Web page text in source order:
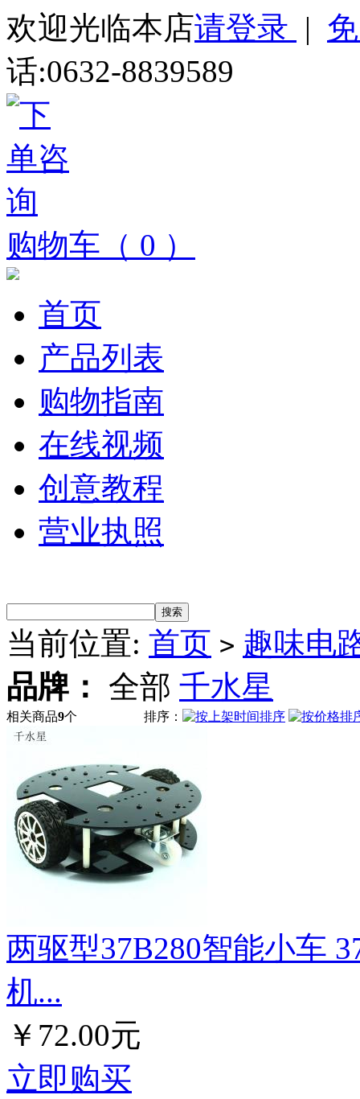
欢迎光临本店请登录 |
话:0632-8839589
购物车（ 0 ）
首页
产品列表
购物指南
在线视频
创意教程
营业执照
当前位置: 首页 > 趣味电
品牌：
全部 千水星
相关商品9个 排序：
两驱型37B280智能小车
机...
￥72.00元
立即购买